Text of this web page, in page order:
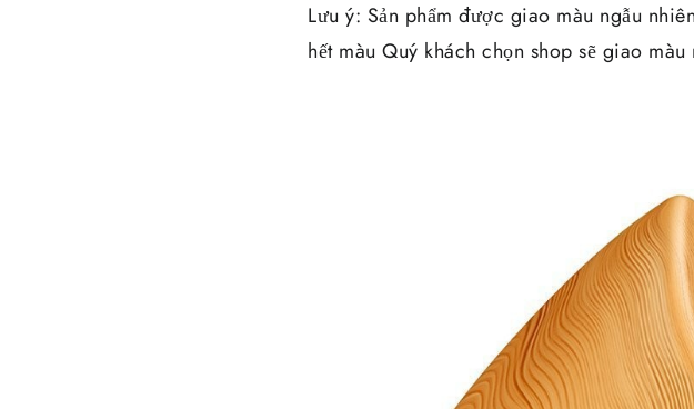
Lưu ý: Sản phẩm được giao màu ngẫu
hết màu Quý khách chọn shop sẽ giao